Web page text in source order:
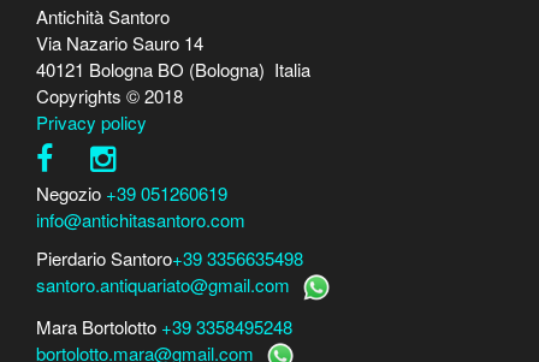
Antichità Santoro
Via Nazario Sauro 14
40121 Bologna BO (Bologna) Italia
Copyrights © 2018
Privacy policy
Negozio +39 051260619
info@antichitasantoro.com
Pierdario Santoro+39 3356635498
santoro.antiquariato@gmail.com
Mara Bortolotto +39 3358495248
bortolotto.mara@gmail.com